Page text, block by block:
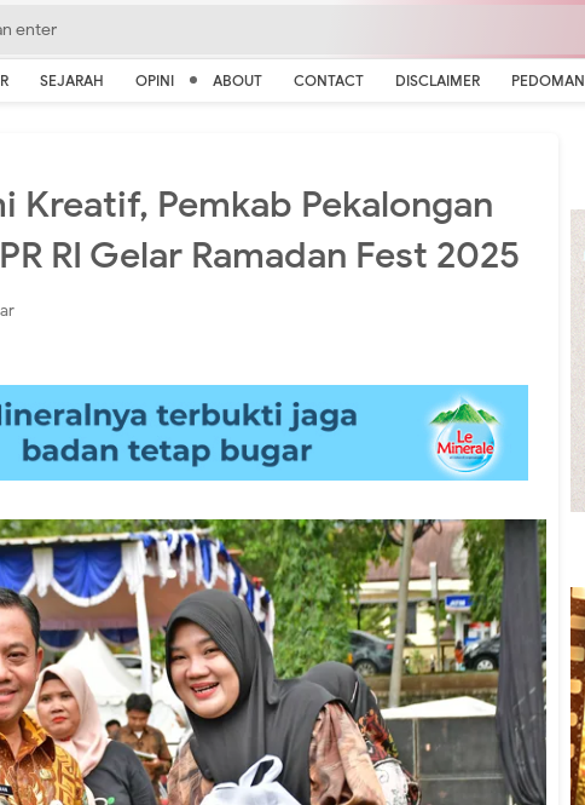
SEJARAH OPINI ABOUT CONTACT DISCLAIMER PEDOMAN
Kreatif, Pemkab Pekalongan
RI Gelar Ramadan Fest 2025